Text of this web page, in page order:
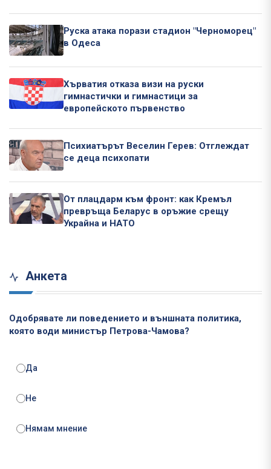
Руска атака порази стадион "Черноморец"
в Одеса
Хърватия отказа визи на руски
гимнастички и гимнастици за
европейското първенство
Психиатърът Веселин Герев: Отглеждат
се деца психопати
От плацдарм към фронт: как Кремъл
превръща Беларус в оръжие срещу
Украйна и НАТО
Анкета
Одобрявате ли поведението и външната политика,
която води министър Петрова-Чамова?
Да
Не
Нямам мнение